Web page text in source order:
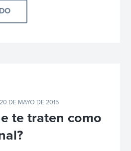
DE MAYO DE 2015
te traten como